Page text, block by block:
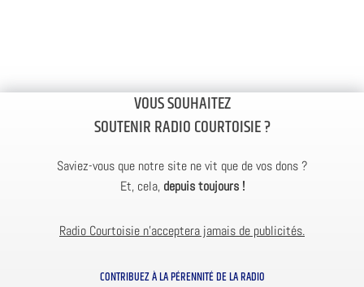
VOUS SOUHAITEZ
SOUTENIR RADIO COURTOISIE ?
Saviez-vous que notre site ne vit que de vos dons ?
Et, cela, depuis toujours !
Radio Courtoisie n’acceptera jamais de publicités.
CONTRIBUEZ À LA PÉRENNITÉ DE LA RADIO